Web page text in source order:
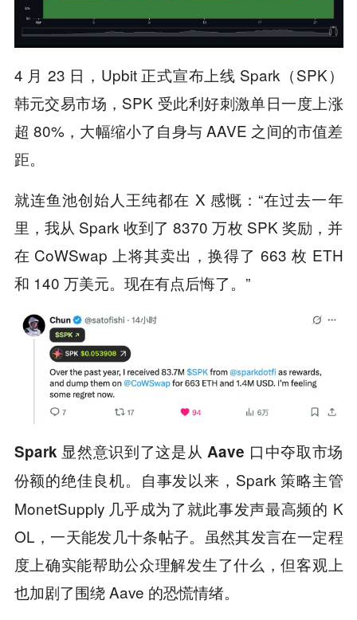
4 月 23 日，Upbit 正式宣布上线 Spark（SPK）
韩元交易市场，SPK 受此利好刺激单日一度上涨
超 80%，大幅缩小了自身与 AAVE 之间的市值差
距。
就连鱼池创始人王纯都在 X 感慨：“在过去一年
里，我从 Spark 收到了 8370 万枚 SPK 奖励，并
在 CoWSwap 上将其卖出，换得了 663 枚 ETH
和 140 万美元。 现在有点后悔了。 ”
Spark 显然意识到了这是从 Aave 口中夺取市场
份额的绝佳良机。 自事发以来，Spark 策略主管
MonetSupply 几乎成为了就此事发声最高频的 K
OL，一天能发几十条帖子。虽然其发言在一定程
度上确实能帮助公众理解发生了什么，但客观上
也加剧了围绕 Aave 的恐慌情绪。